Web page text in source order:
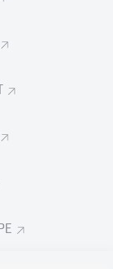
Besonders
Achtelfinals
hatte Bauer in
für den 1. FC